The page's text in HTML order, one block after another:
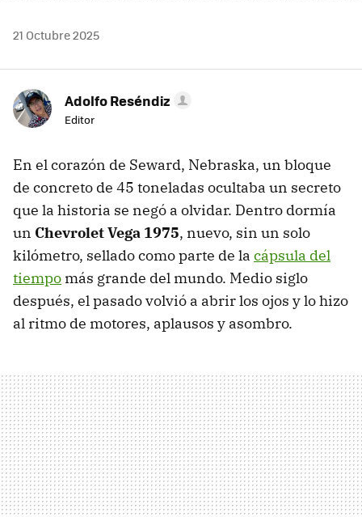
21 Octubre 2025
Adolfo Reséndiz
Editor
En el corazón de Seward, Nebraska, un bloque
de concreto de 45 toneladas ocultaba un secreto
que la historia se negó a olvidar. Dentro dormía
un Chevrolet Vega 1975, nuevo, sin un solo
kilómetro, sellado como parte de la cápsula del
tiempo más grande del mundo. Medio siglo
después, el pasado volvió a abrir los ojos y lo hizo
al ritmo de motores, aplausos y asombro.